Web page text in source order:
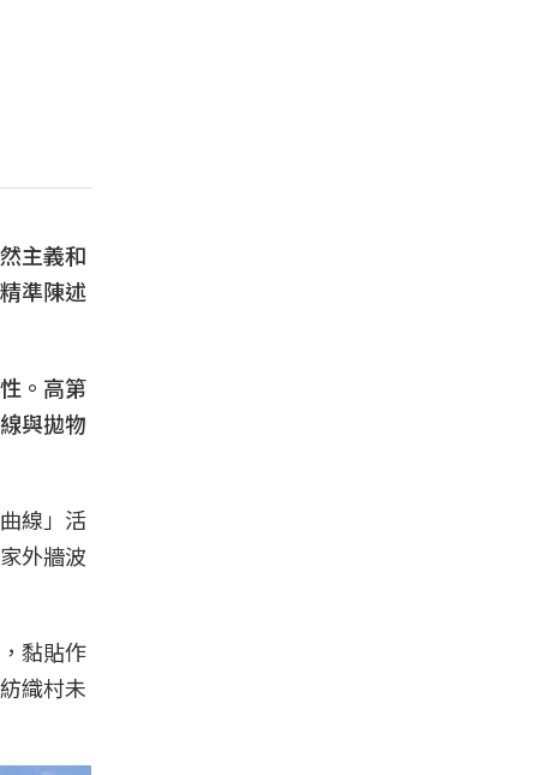
主義和
準陳述
。高第
與拋物
線」活
外牆波
黏貼作
織村未